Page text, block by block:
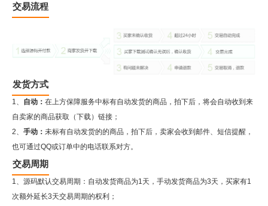
交易流程
发货方式
1、 自动： 在上方保障服务中标有自动发货的商品，拍下后，将会自动收到来
自卖家的商品获取（下载）链接；
2、 手动： 未标有自动发货的的商品，拍下后，卖家会收到邮件、短信提醒，
也可通过QQ或订单中的电话联系对方。
交易周期
1、源码默认交易周期：自动发货商品为1天，手动发货商品为3天，买家有1
次额外延长3天交易周期的权利；